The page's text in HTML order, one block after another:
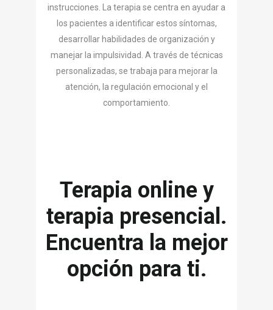
instrucciones. La terapia se centra en ayudar a
los pacientes a identificar estos síntomas,
desarrollar habilidades de organización y
manejar la impulsividad. A través de técnicas
personalizadas, se trabaja para mejorar la
atención, la regulación emocional y el
comportamiento.
Terapia online y
terapia presencial.
Encuentra la mejor
opción para ti.